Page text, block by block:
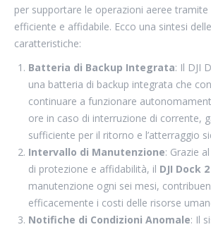
per supportare le operazioni aeree
efficiente e affidabile. Ecco una sintesi
caratteristiche:
Batteria di Backup Integrata: Il DJI
una batteria di backup integrata che
continuare a funzionare
ore in caso di interruzione di corrente,
sufficiente per il ritorno e l’atterraggio
Intervallo di Manutenzione: Grazie
di protezione e affidabilità, il DJI Dock 2
manutenzione ogni sei mesi,
efficacemente i costi delle risorse
Notifiche di Condizioni Anomale: Il